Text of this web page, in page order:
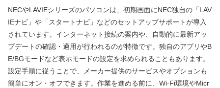
NECやLAVIEシリーズのパソコンは、初期画面にNEC独自の「LAV
IEナビ」や「スタートナビ」などのセットアップサポートが導入
されています。インターネット接続の案内や、自動的に最新アッ
プデートの確認・適用が行われるのが特徴です。独自のアプリやB
E/BGモードなど表示モードの設定を求められることもあります。
設定手順に従うことで、メーカー提供のサービスやオプションも
簡単にオン・オフできます。作業を進める前に、Wi-Fi環境やMicr